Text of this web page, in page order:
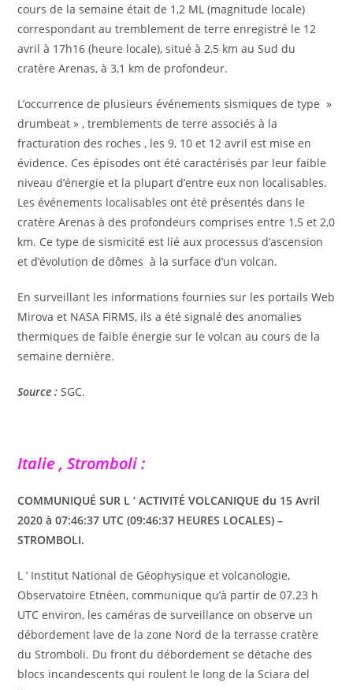
cours de la semaine était de 1,2 ML (magnitude locale)
correspondant au tremblement de terre enregistré le 12
avril à 17h16 (heure locale), situé à 2,5 km au Sud du
cratère Arenas, à 3,1 km de profondeur.
L’occurrence de plusieurs événements sismiques de type »
drumbeat » , tremblements de terre associés à la
fracturation des roches , les 9, 10 et 12 avril est mise en
évidence. Ces épisodes ont été caractérisés par leur faible
niveau d’énergie et la plupart d’entre eux non localisables.
Les événements localisables ont été présentés dans le
cratère Arenas à des profondeurs comprises entre 1,5 et 2,0
km. Ce type de sismicité est lié aux processus d’ascension
et d’évolution de dômes à la surface d’un volcan.
En surveillant les informations fournies sur les portails Web
Mirova et NASA FIRMS, ils a été signalé des anomalies
thermiques de faible énergie sur le volcan au cours de la
semaine dernière.
Source : SGC.
Italie , Stromboli :
COMMUNIQUÉ SUR L ‘ ACTIVITÉ VOLCANIQUE du 15 Avril
2020 à 07:46:37 UTC (09:46:37 HEURES LOCALES) –
STROMBOLI.
L ‘ Institut National de Géophysique et volcanologie,
Observatoire Etnéen, communique qu’à partir de 07.23 h
UTC environ, les caméras de surveillance on observe un
débordement lave de la zone Nord de la terrasse cratère
du Stromboli. Du front du débordement se détache des
blocs incandescents qui roulent le long de la Sciara del